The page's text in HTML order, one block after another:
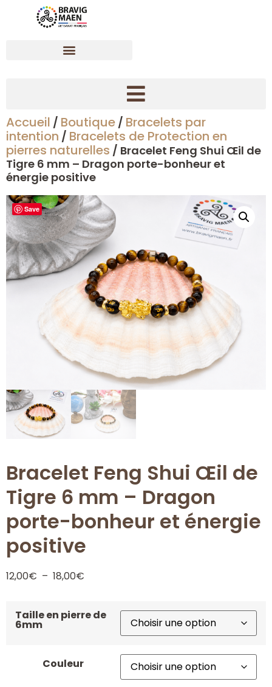
Accueil / Boutique / Bracelets par
intention / Bracelets de Protection en
pierres naturelles / Bracelet Feng Shui Œil de
Tigre 6 mm – Dragon porte-bonheur et
énergie positive
Save
Bracelet Feng Shui Œil de
Tigre 6 mm – Dragon
porte-bonheur et énergie
positive
12,00€ – 18,00€
Taille en pierre de
6mm
Couleur